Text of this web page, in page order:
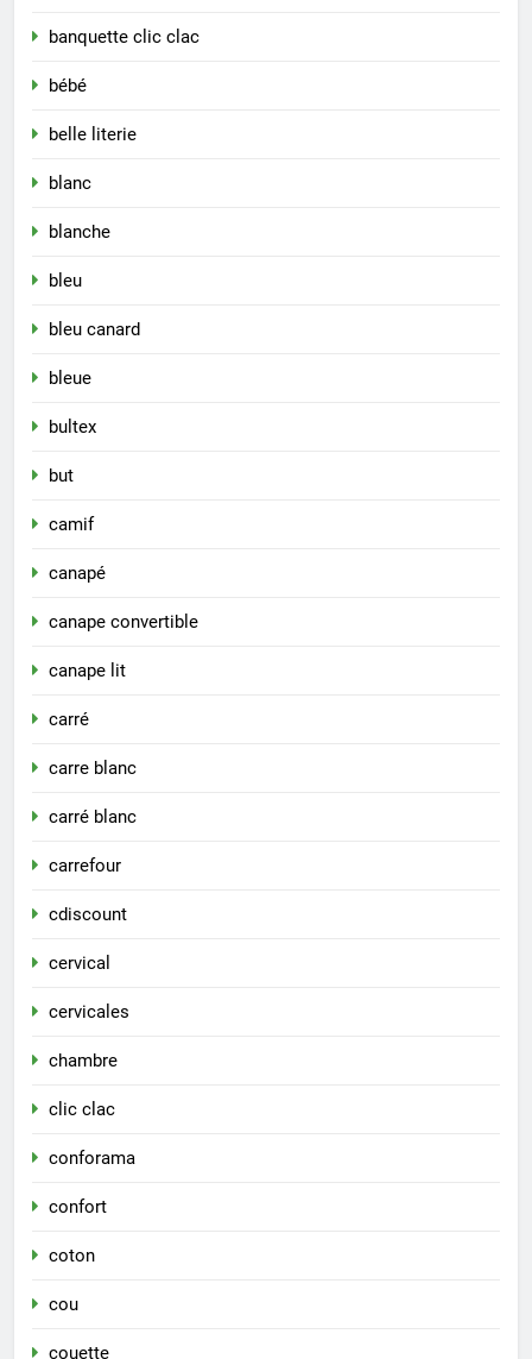
banquette clic clac
bébé
belle literie
blanc
blanche
bleu
bleu canard
bleue
bultex
but
camif
canapé
canape convertible
canape lit
carré
carre blanc
carré blanc
carrefour
cdiscount
cervical
cervicales
chambre
clic clac
conforama
confort
coton
cou
couette